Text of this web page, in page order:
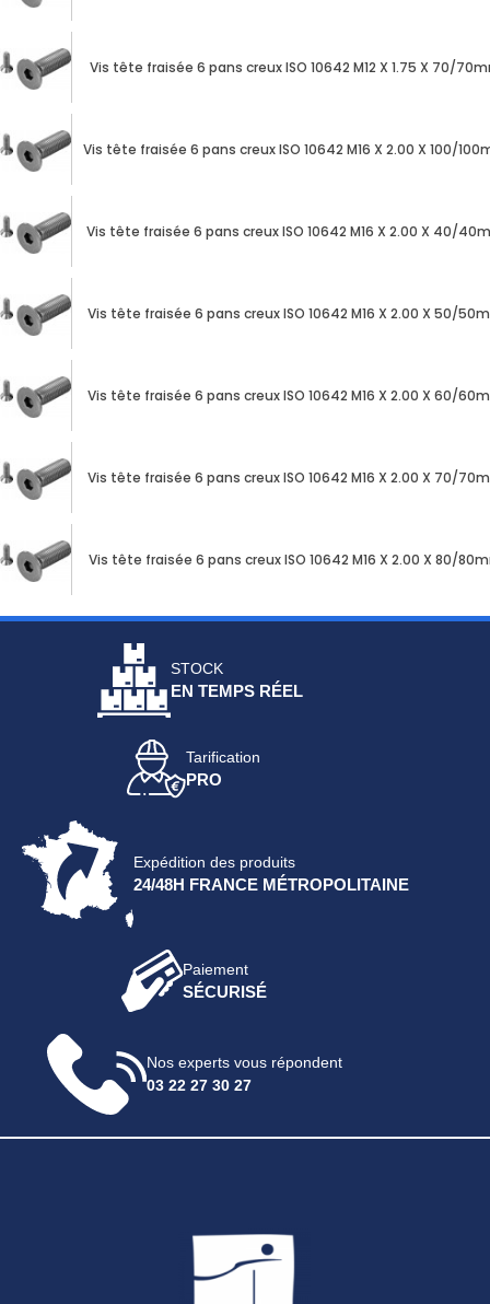
Vis tête fraisée 6 pans creux ISO 10642 M12 X 1.75 X 70/
Vis tête fraisée 6 pans creux ISO 10642 M16 X 2.00 X 100/
Vis tête fraisée 6 pans creux ISO 10642 M16 X 2.00 X 40/
Vis tête fraisée 6 pans creux ISO 10642 M16 X 2.00 X 50/
Vis tête fraisée 6 pans creux ISO 10642 M16 X 2.00 X 60/
Vis tête fraisée 6 pans creux ISO 10642 M16 X 2.00 X 70/
Vis tête fraisée 6 pans creux ISO 10642 M16 X 2.00 X 80/
STOCK
EN TEMPS RÉEL
Tarification
PRO
Expédition des produits
24/48H FRANCE MÉTROPOLITAINE
Paiement
SÉCURISÉ
Nos experts vous répondent
03 22 27 30 27